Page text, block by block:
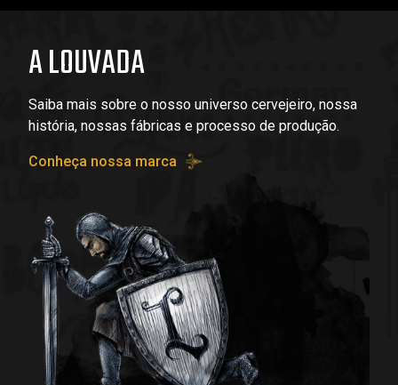
A LOUVADA
Saiba mais sobre o nosso universo cervejeiro, nossa
história, nossas fábricas e processo de produção.
Conheça nossa marca